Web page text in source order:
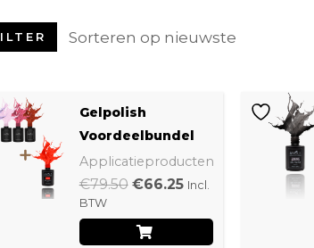
Gelpolish
Voordeelbundel
Applicatieproducten
€79.50
prijs
was:
€79.50.
€66.25
is:
Incl.
BTW